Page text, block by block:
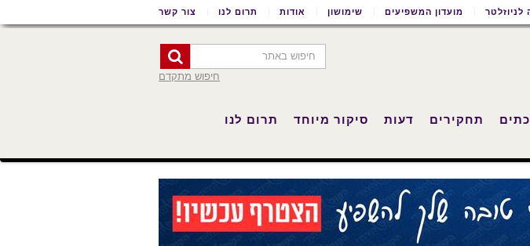
מועדון המשפיעים שימושון אודות תרום לנו צור קשר
חיפוש מתקדם
תחקירים דעות סיקור מיוחד תרום לנו